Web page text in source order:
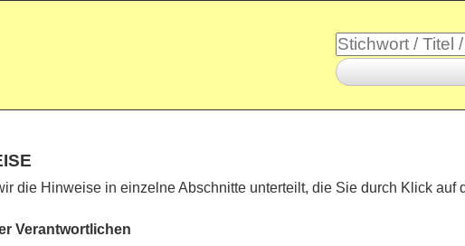
die Hinweise in einzelne Abschnitte unterteilt, die Sie durch Klick auf
Verantwortlichen